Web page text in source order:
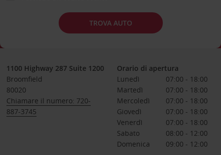
TROVA AUTO
1100 Highway 287 Suite 1200
Broomfield
80020
Chiamare il numero: 720-
887-3745
Orario di apertura
Lunedì
07:00 - 18:00
Martedì
07:00 - 18:00
Mercoledì
07:00 - 18:00
Giovedì
07:00 - 18:00
Venerdì
07:00 - 18:00
Sabato
08:00 - 12:00
Domenica
09:00 - 12:00